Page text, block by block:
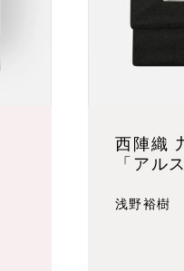
西陣織
「アル
浅野裕樹